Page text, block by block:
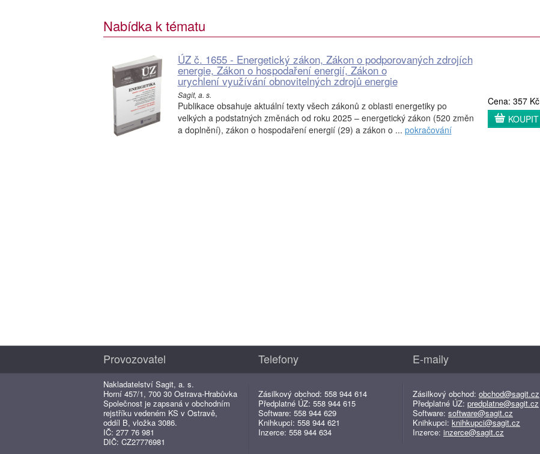
Nabídka k tématu
ÚZ č. 1655 - Energetický zákon, Zákon o podporovaných zdrojích
energie, Zákon o hospodaření energií, Zákon o
urychlení využívání obnovitelných zdrojů energie
Sagit, a. s.
Publikace obsahuje aktuální texty všech zákonů z oblasti energetiky po
velkých a podstatných změnách od roku 2025 – energetický zákon (520 změn
a doplnění), zákon o hospodaření energií (29) a zákon o ... pokračování
Cena: 357 Kč
KOUPIT
Provozovatel
Nakladatelství Sagit, a. s.
Horní 457/1, 700 30 Ostrava-Hrabůvka
Společnost je zapsaná v obchodním
rejstříku vedeném KS v Ostravě,
oddíl B, vložka 3086.
IČ: 277 76 981
DIČ: CZ27776981
Telefony
Zásilkový obchod: 558 944 614
Předplatné ÚZ: 558 944 615
Software: 558 944 629
Knihkupci: 558 944 621
Inzerce: 558 944 634
E-maily
Zásilkový obchod: obchod@sagit.cz
Předplatné ÚZ: predplatne@sagit.cz
Software: software@sagit.cz
Knihkupci: knihkupci@sagit.cz
Inzerce: inzerce@sagit.cz